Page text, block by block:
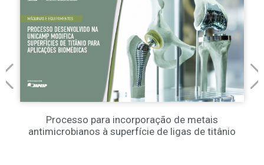
Processo para incorporação de metais
antimicrobianos à superfície de ligas de titânio